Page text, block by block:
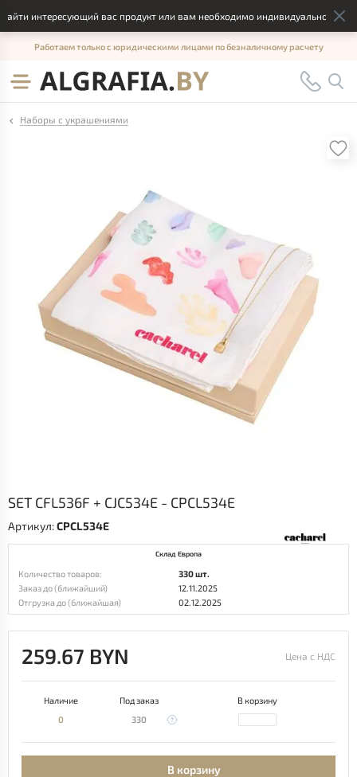
интересующий вас продукт или вам необходимо индивидуальное
Работаем только с юридическими лицами по безналичному расчету
Наборы с украшениями
SET CFL536F + CJC534E - CPCL534E
Артикул:CPCL534E
Склад Европа
Количество товаров:
330 шт.
Заказ до (ближайший)
12.11.2025
Отгрузка до (ближайшая)
02.12.2025
259.67 BYN Цена с НДС
Наличие Под заказ
В корзину
0
330
В корзину